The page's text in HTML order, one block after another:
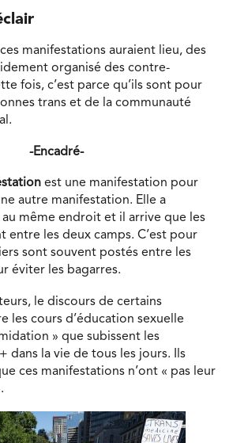
manifestations auraient lieu, des
organisé des contre-
fois, c’est parce qu’ils sont pour
trans et de la communauté
-Encadré-
est une manifestation pour
autre manifestation. Elle a
même endroit et il arrive que les
entre les deux camps. C’est pour
sont souvent postés entre les
éviter les bagarres.
le discours de certains
les cours d’éducation sexuelle
» que subissent les
dans la vie de tous les jours. Ils
ces manifestations n’ont « pas leur